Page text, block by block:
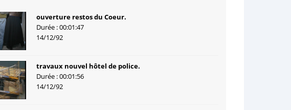
ouverture restos du Coeur.
Durée : 00:01:47
14/12/92
travaux nouvel hôtel de police.
Durée : 00:01:56
14/12/92